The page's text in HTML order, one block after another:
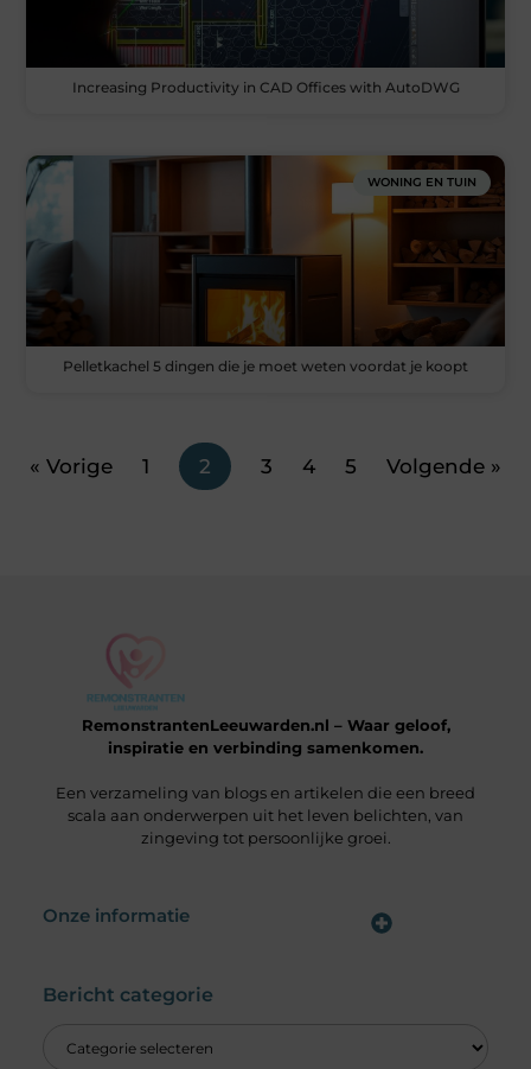
Increasing Productivity in CAD Offices with AutoDWG
WONING EN TUIN
Pelletkachel 5 dingen die je moet weten voordat je koopt
« Vorige 1 2 3 4 5 Volgende »
RemonstrantenLeeuwarden.nl – Waar geloof,
inspiratie en verbinding samenkomen.
Een verzameling van blogs en artikelen die een breed
scala aan onderwerpen uit het leven belichten, van
zingeving tot persoonlijke groei.
Onze informatie
Bericht categorie